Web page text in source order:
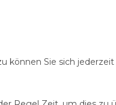
können Sie sich